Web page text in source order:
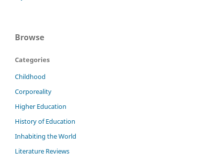
Browse
Categories
Childhood
Corporeality
Higher Education
History of Education
Inhabiting the World
Literature Reviews